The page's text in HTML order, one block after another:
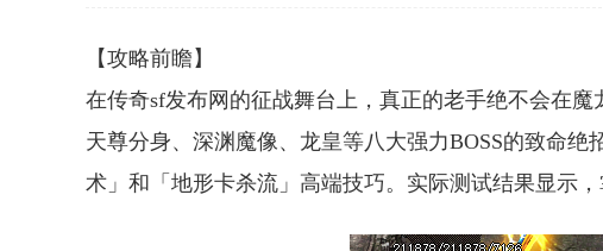
【攻略前瞻】
在传奇sf发布网的征战舞台上，真正的老手绝不会在
天尊分身、深渊魔像、龙皇等八大强力BOSS的致命
术」和「地形卡杀流」高端技巧。实际测试结果显示